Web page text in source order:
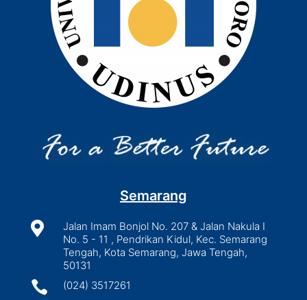
Semarang

Jalan Imam Bonjol No. 207 & Jalan Nakula I
No. 5 - 11 , Pendrikan Kidul, Kec. Semarang
Tengah, Kota Semarang, Jawa Tengah,
50131
 (024) 3517261